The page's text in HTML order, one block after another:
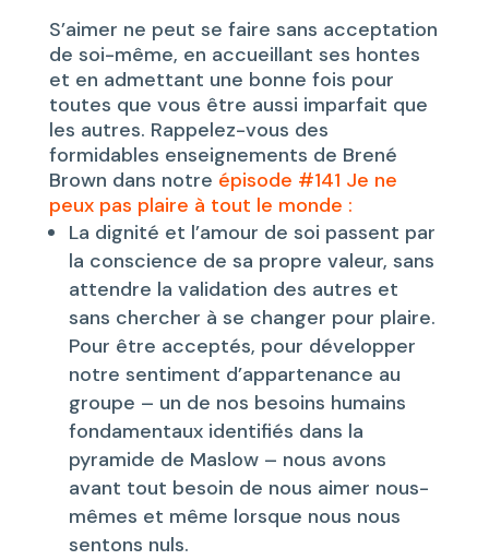
S’aimer ne peut se faire sans acceptation
de soi-même, en accueillant ses hontes
et en admettant une bonne fois pour
toutes que vous être aussi imparfait que
les autres. Rappelez-vous des
formidables enseignements de Brené
Brown dans notre épisode #141 Je ne
peux pas plaire à tout le monde :
La dignité et l’amour de soi passent par
la conscience de sa propre valeur, sans
attendre la validation des autres et
sans chercher à se changer pour plaire.
Pour être acceptés, pour développer
notre sentiment d’appartenance au
groupe – un de nos besoins humains
fondamentaux identifiés dans la
pyramide de Maslow – nous avons
avant tout besoin de nous aimer nous-
mêmes et même lorsque nous nous
sentons nuls.